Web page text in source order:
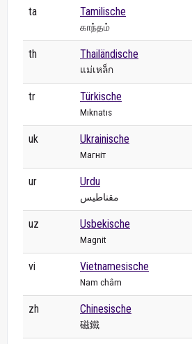
ta Tamilische
காந்தம்
th Thailändische
แม่เหล็ก
tr Türkische
Mıknatıs
uk Ukrainische
Магніт
ur Urdu
مقناطیس
uz Usbekische
Magnit
vi Vietnamesische
Nam châm
zh Chinesische
磁鐵